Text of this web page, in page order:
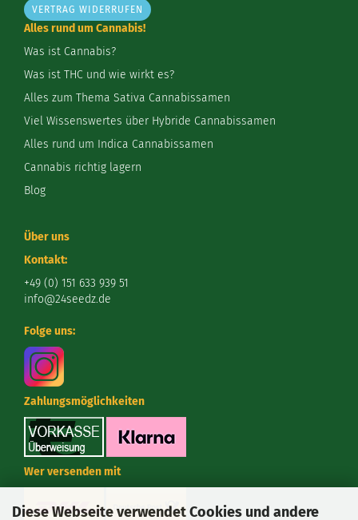
Diese Webseite verwendet Cookies und andere
VERTRAG WIDERRUFEN
Alles rund um Cannabis!
Was ist Cannabis?
Was ist THC und wie wirkt es?
Alles zum Thema Sativa Cannabissamen
Viel Wissenswertes über Hybride Cannabissamen
Alles rund um Indica Cannabissamen
Cannabis richtig lagern
Blog
Über uns
Kontakt:
+49 (0) 151 633 939 51
info@24seedz.de
Folge uns:
Zahlungsmöglichkeiten
Wer versenden mit